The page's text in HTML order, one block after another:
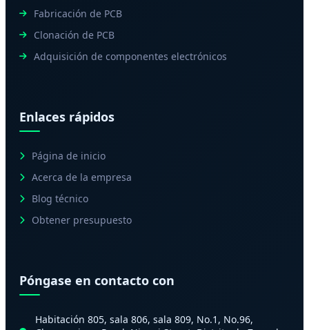
Fabricación de PCB
Clonación de PCB
Adquisición de componentes electrónicos
Enlaces rápidos
Página de inicio
Acerca de la empresa
Blog técnico
Obtener presupuesto
Póngase en contacto con
Habitación 805, sala 806, sala 809, No.1, No.96,